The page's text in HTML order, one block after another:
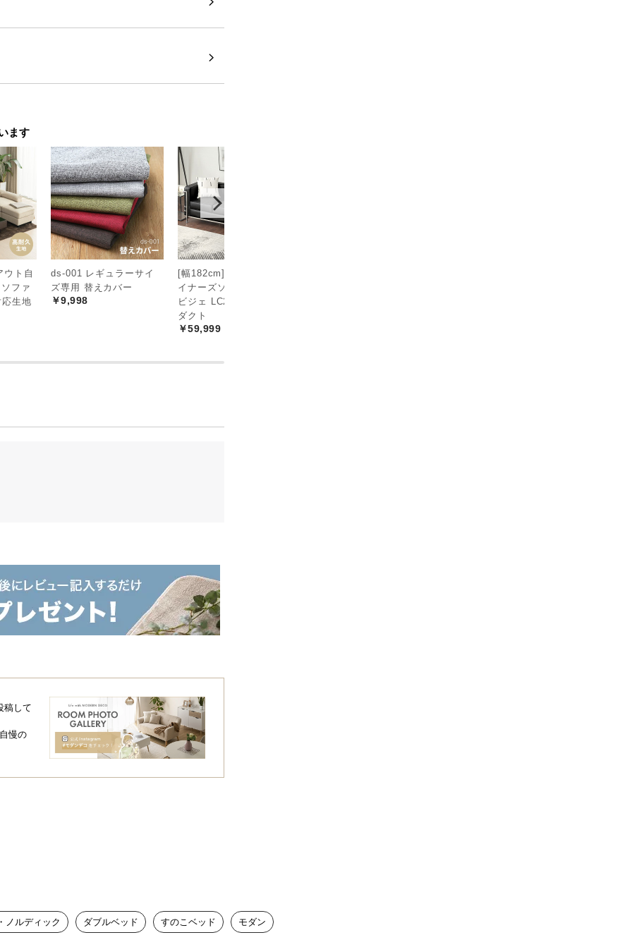
ッド調ベッド
開放的なワイドダブルサイズのベッド
適な広さです。通気性に優れたすのこ
本格北欧デザイン
ます
ト自
ファ
生地
ds-001 レギュラーサイ
ズ専用 替えカバー
￥9,998
[幅182cm] 3人掛けデザ
イナーズソファ ル・コル
ビジェ LC2 名作 リプロ
ダクト
￥59,999
稿して
慢の
ノルディック ダブルベッド すのこベッド モダン